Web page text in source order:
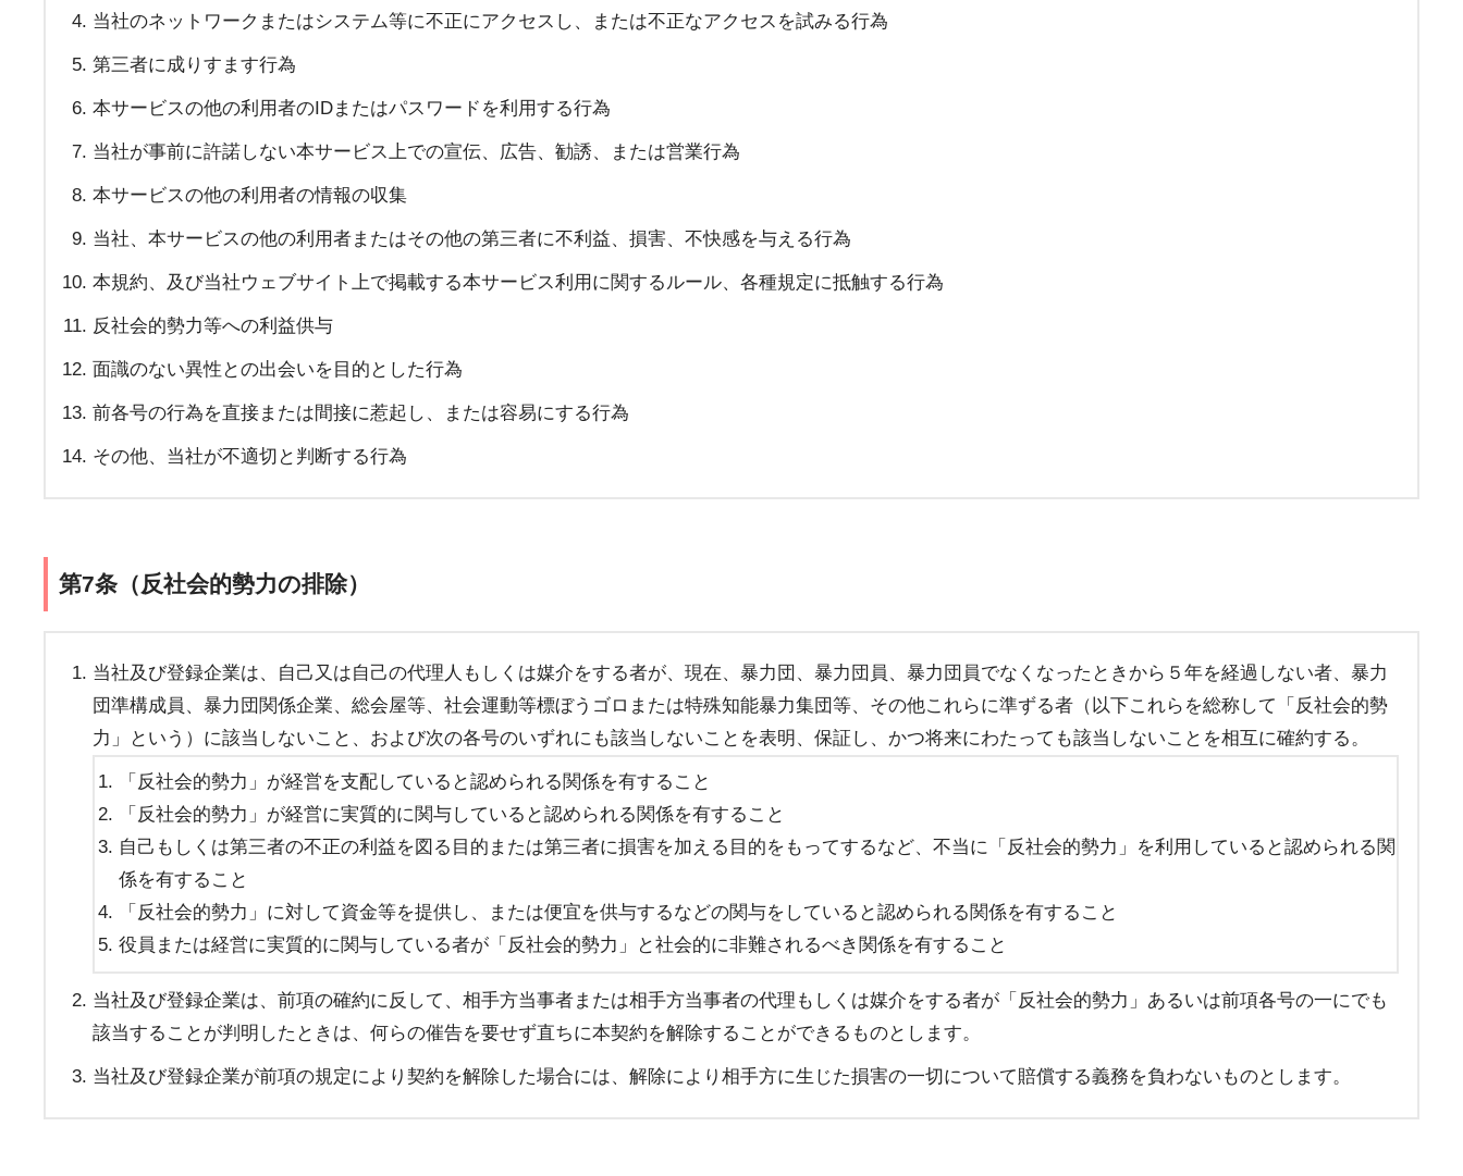
当社のネットワークまたはシステム等に不正にアクセスし、または不正なアクセスを試みる行為
第三者に成りすます行為
本サービスの他の利用者のIDまたはパスワードを利用する行為
当社が事前に許諾しない本サービス上での宣伝、広告、勧誘、または営業行為
本サービスの他の利用者の情報の収集
当社、本サービスの他の利用者またはその他の第三者に不利益、損害、不快感を与える行為
本規約、及び当社ウェブサイト上で掲載する本サービス利用に関するルール、各種規定に抵触する行為
反社会的勢力等への利益供与
面識のない異性との出会いを目的とした行為
前各号の行為を直接または間接に惹起し、または容易にする行為
その他、当社が不適切と判断する行為
第7条（反社会的勢力の排除）
当社及び登録企業は、自己又は自己の代理人もしくは媒介をする者が、現在、暴力団、暴力団員、暴力団員でなくなったときから５年を経過しない者、暴力
団準構成員、暴力団関係企業、総会屋等、社会運動等標ぼうゴロまたは特殊知能暴力集団等、その他これらに準ずる者（以下これらを総称して「反社会的勢
力」という）に該当しないこと、および次の各号のいずれにも該当しないことを表明、保証し、かつ将来にわたっても該当しないことを相互に確約する。
「反社会的勢力」が経営を支配していると認められる関係を有すること
「反社会的勢力」が経営に実質的に関与していると認められる関係を有すること
自己もしくは第三者の不正の利益を図る目的または第三者に損害を加える目的をもってするなど、不当に「反社会的勢力」を利用していると認められる関
係を有すること
「反社会的勢力」に対して資金等を提供し、または便宜を供与するなどの関与をしていると認められる関係を有すること
役員または経営に実質的に関与している者が「反社会的勢力」と社会的に非難されるべき関係を有すること
当社及び登録企業は、前項の確約に反して、相手方当事者または相手方当事者の代理もしくは媒介をする者が「反社会的勢力」あるいは前項各号の一にでも
該当することが判明したときは、何らの催告を要せず直ちに本契約を解除することができるものとします。
当社及び登録企業が前項の規定により契約を解除した場合には、解除により相手方に生じた損害の一切について賠償する義務を負わないものとします。